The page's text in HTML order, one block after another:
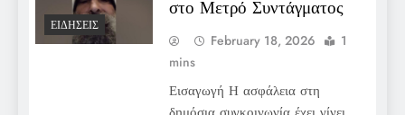
ΕΙΔΉΣΕΙΣ
στο Μετρό Συντάγματος
February 18, 2026
1
mins
Εισαγωγή Η ασφάλεια στη